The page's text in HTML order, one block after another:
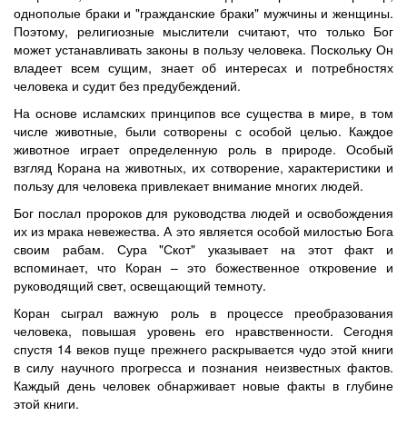
однополые браки и "гражданские браки" мужчины и женщины.
Поэтому, религиозные мыслители считают, что только Бог
может устанавливать законы в пользу человека. Поскольку Он
владеет всем сущим, знает об интересах и потребностях
человека и судит без предубеждений.
На основе исламских принципов все существа в мире, в том
числе животные, были сотворены с особой целью. Каждое
животное играет определенную роль в природе. Особый
взгляд Корана на животных, их сотворение, характеристики и
пользу для человека привлекает внимание многих людей.
Бог послал пророков для руководства людей и освобождения
их из мрака невежества. А это является особой милостью Бога
своим рабам. Сура "Скот" указывает на этот факт и
вспоминает, что Коран – это божественное откровение и
руководящий свет, освещающий темноту.
Коран сыграл важную роль в процессе преобразования
человека, повышая уровень его нравственности. Сегодня
спустя 14 веков пуще прежнего раскрывается чудо этой книги
в силу научного прогресса и познания неизвестных фактов.
Каждый день человек обнарживает новые факты в глубине
этой книги.